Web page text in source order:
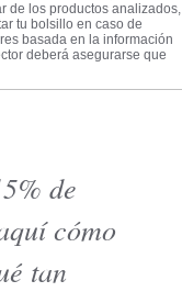
de los productos analizados,
tu bolsillo en caso de
basada en la información
deberá asegurarse que
de
cómo
tan
¿Cómo funcionan sus
¿Te conviene?